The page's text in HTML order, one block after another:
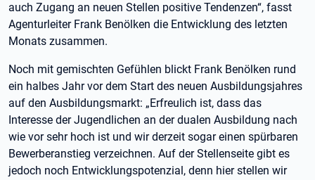
auch Zugang an neuen Stellen positive Tendenzen“, fasst
Agenturleiter Frank Benölken die Entwicklung des letzten
Monats zusammen.
Noch mit gemischten Gefühlen blickt Frank Benölken rund
ein halbes Jahr vor dem Start des neuen Ausbildungsjahres
auf den Ausbildungsmarkt: „Erfreulich ist, dass das
Interesse der Jugendlichen an der dualen Ausbildung nach
wie vor sehr hoch ist und wir derzeit sogar einen spürbaren
Bewerberanstieg verzeichnen. Auf der Stellenseite gibt es
jedoch noch Entwicklungspotenzial, denn hier stellen wir